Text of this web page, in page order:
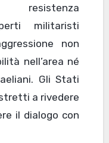
militaristi
non
nell’area né
Gli Stati
a rivedere
il dialogo con